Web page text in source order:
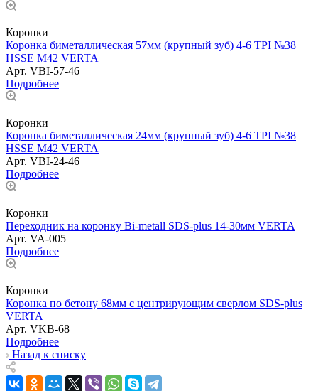
Коронки
Коронка биметаллическая 57мм (крупный зуб) 4-6 TPI №38
HSSE М42 VERTA
Арт. VBI-57-46
Подробнее
Коронки
Коронка биметаллическая 24мм (крупный зуб) 4-6 TPI №38
HSSE М42 VERTA
Арт. VBI-24-46
Подробнее
Коронки
Переходник на коронку Bi-metall SDS-plus 14-30мм VERTA
Арт. VA-005
Подробнее
Коронки
Коронка по бетону 68мм с центрирующим сверлом SDS-рlus
VERTA
Арт. VKB-68
Подробнее
Назад к списку